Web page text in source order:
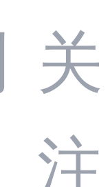
力
关
注